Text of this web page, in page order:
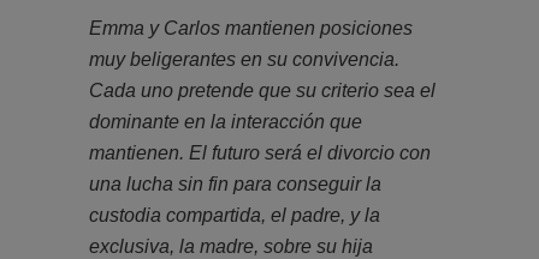
Emma y Carlos mantienen posiciones
muy beligerantes en su convivencia.
Cada uno pretende que su criterio sea el
dominante en la interacción que
mantienen. El futuro será el divorcio con
una lucha sin fin para conseguir la
custodia compartida, el padre, y la
exclusiva, la madre, sobre su hija